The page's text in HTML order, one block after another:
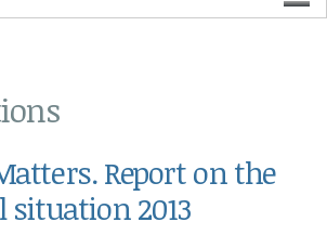
aquí
Report on the
2013
matters. report on the world social situation